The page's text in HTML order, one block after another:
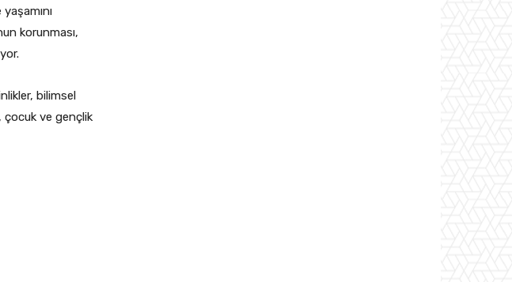
korunması,
bilimsel
çocuk ve gençlik